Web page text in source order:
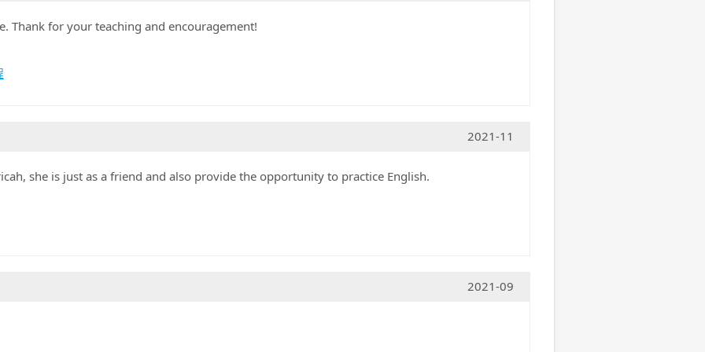
Thank for your teaching and encouragement!
2021-11
she is just as a friend and also provide the opportunity to practice English.
2021-09